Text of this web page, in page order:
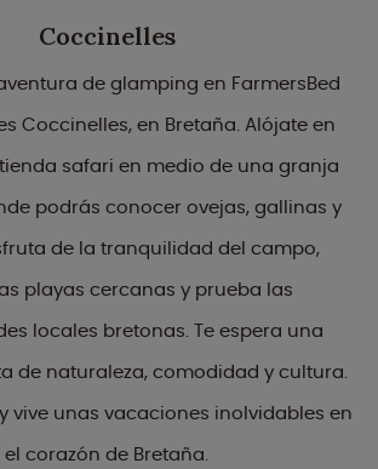
Coccinelles
de glamping en FarmersBed
Coccinelles, en Bretaña. Alójate en
safari en medio de una granja
podrás conocer ovejas, gallinas y
de la tranquilidad del campo,
playas cercanas y prueba las
locales bretonas. Te espera una
de naturaleza, comodidad y cultura.
vive unas vacaciones inolvidables en
el corazón de Bretaña.